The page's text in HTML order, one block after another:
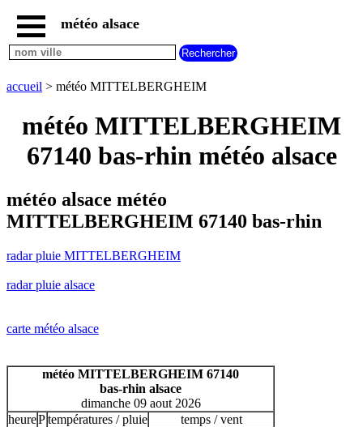
accueil
radar
MITTELBERGHEIM
météo
radar
alsace
carte
météo
météo
H
I J K L M
N
T
U
V
W X Y Z
météo alsace
accueil > météo MITTELBERGHEIM
météo MITTELBERGHEIM
67140 bas-rhin météo alsace
météo alsace météo
MITTELBERGHEIM 67140 bas-rhin
radar pluie MITTELBERGHEIM
radar pluie alsace
carte météo alsace
météo MITTELBERGHEIM 67140
bas-rhin alsace
dimanche 09 aout 2026
heurePtempératures / pluie temps / vent